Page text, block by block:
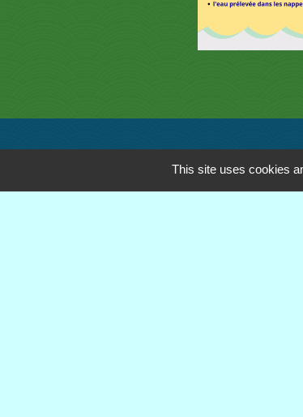
ContactsThis site uses cookies